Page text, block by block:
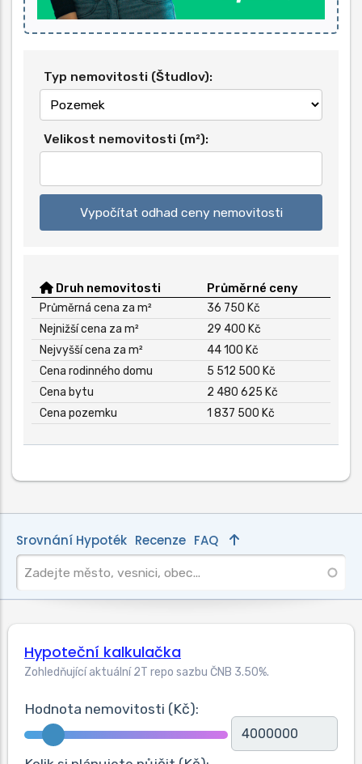
Typ nemovitosti (Študlov):
Velikost nemovitosti (m²):
Vypočítat odhad ceny nemovitosti
Druh nemovitosti Průměrné ceny
Průměrná cena za m²
36 750 Kč
Nejnižší cena za m²
29 400 Kč
Nejvyšší cena za m²
44 100 Kč
Cena rodinného domu
5 512 500 Kč
Cena bytu
2 480 625 Kč
Cena pozemku
1 837 500 Kč
Srovnání Hypoték Recenze FAQ
Hypoteční kalkulačka
Zohledňující aktuální 2T repo sazbu ČNB 3.50%.
Hodnota nemovitosti (Kč):